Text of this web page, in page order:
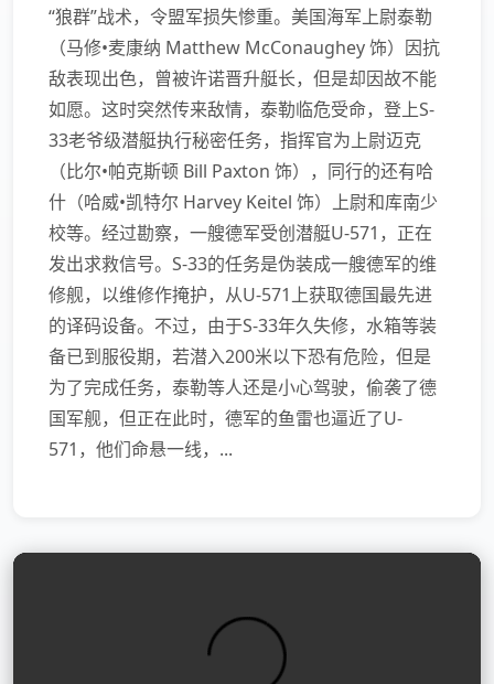
“狼群”战术，令盟军损失惨重。美国海军上尉泰勒
（马修•麦康纳 Matthew McConaughey 饰）因抗
敌表现出色，曾被许诺晋升艇长，但是却因故不能
如愿。这时突然传来敌情，泰勒临危受命，登上S-
33老爷级潜艇执行秘密任务，指挥官为上尉迈克
（比尔•帕克斯顿 Bill Paxton 饰），同行的还有哈
什（哈威•凯特尔 Harvey Keitel 饰）上尉和库南少
校等。经过勘察，一艘德军受创潜艇U-571，正在
发出求救信号。S-33的任务是伪装成一艘德军的维
修舰，以维修作掩护，从U-571上获取德国最先进
的译码设备。不过，由于S-33年久失修，水箱等装
备已到服役期，若潜入200米以下恐有危险，但是
为了完成任务，泰勒等人还是小心驾驶，偷袭了德
国军舰，但正在此时，德军的鱼雷也逼近了U-
571，他们命悬一线，...